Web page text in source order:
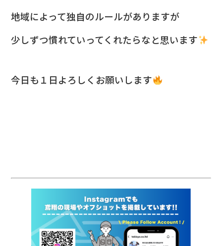
地域によって独自のルールがありますが
少しずつ慣れていってくれたらなと思います
今日も１日よろしくお願いします